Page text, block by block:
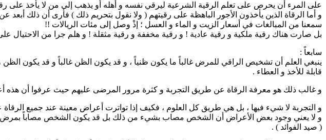
على المرء أن يحرص على تعلم الرقية الشرعية ليرقي نفسه و أهله أو يذهب إلى من لا يأخذ على
و أما الرقاة الذين يأخذون الأجور الباهظة على رقيتهم ( ولا نقول بتحريم ذلك ) فأرى أن ذلك
سمعنا من المبالغات في أسعار الزيت و الماء و العسل ؛ إذْ وصل إلى مئات الريالات !!
بل صارت هناك رقية ملكية و رقية عادية ! و رقية مخففة و رقية مثقلة ! و هلم جرا من الاحتيال
سابعاً :
ينبغي العلم أن تشخيص الراقي للمرض غالباً ما يكون ظنياً ، و قد يكون الظن غالباً و قد يكون
قابلة للأخذ و العطاء .
و غالب ذلك هو معرفة الرقاة عن طريق التجربة و كثرة مرور المرضى عليهم حيث عرفوا أن
و التجربة لا شيء فيها ، بل هي طريق كل العلوم ، فكيف إذا تواترت أعراض معينة عند جميع الرقاة
و لا يعني وجود بعض الأعراض أن الشخص مصاب بشيء من ذلك بل قد يكون الشخص مصاباً بمرض
( صيد الفوائد ) .